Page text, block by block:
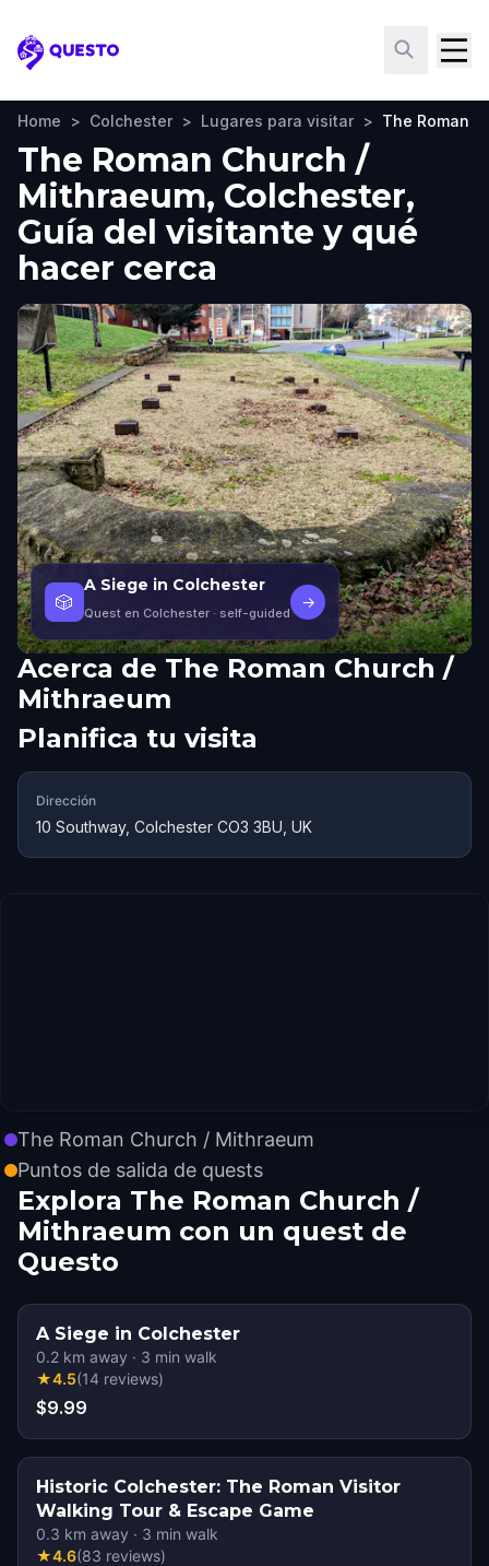
Questo
Home > Colchester > Lugares para visitar > The Roman
The Roman Church /
Mithraeum, Colchester,
Guía del visitante y qué
hacer cerca
🎲
A Siege in Colchester
Quest en Colchester · self-guided
→
Acerca de The Roman Church /
Mithraeum
Planifica tu visita
Dirección
10 Southway, Colchester CO3 3BU, UK
The Roman Church / Mithraeum
Puntos de salida de quests
Explora The Roman Church /
Mithraeum con un quest de
Questo
A Siege in Colchester
0.2 km away · 3 min walk
★4.5(14 reviews)
$9.99
Historic Colchester: The Roman Visitor
Walking Tour & Escape Game
0.3 km away · 3 min walk
★4.6(83 reviews)